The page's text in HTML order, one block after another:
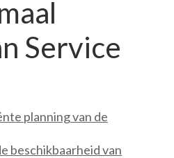
Service
planning van de
beschikbaarheid van